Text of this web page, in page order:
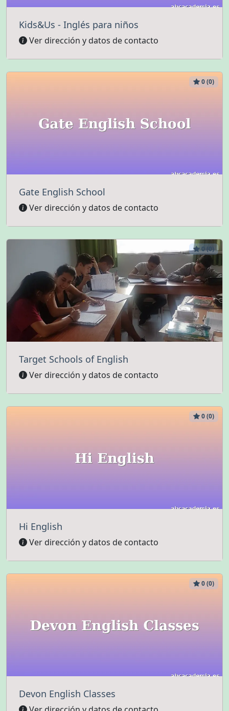
Kids&Us - Inglés para niños
Ver dirección y datos de contacto
0 (0)
Gate English School
Ver dirección y datos de contacto
0 (0)
Target Schools of English
Ver dirección y datos de contacto
0 (0)
Hi English
Ver dirección y datos de contacto
0 (0)
Devon English Classes